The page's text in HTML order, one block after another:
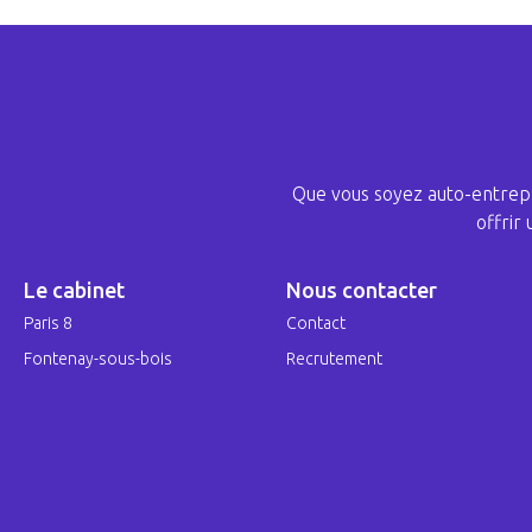
Que vous soyez auto-
offrir
Le cabinet
Paris 8
Fontenay-sous-bois
Nous contacter
Contact
Recrutement